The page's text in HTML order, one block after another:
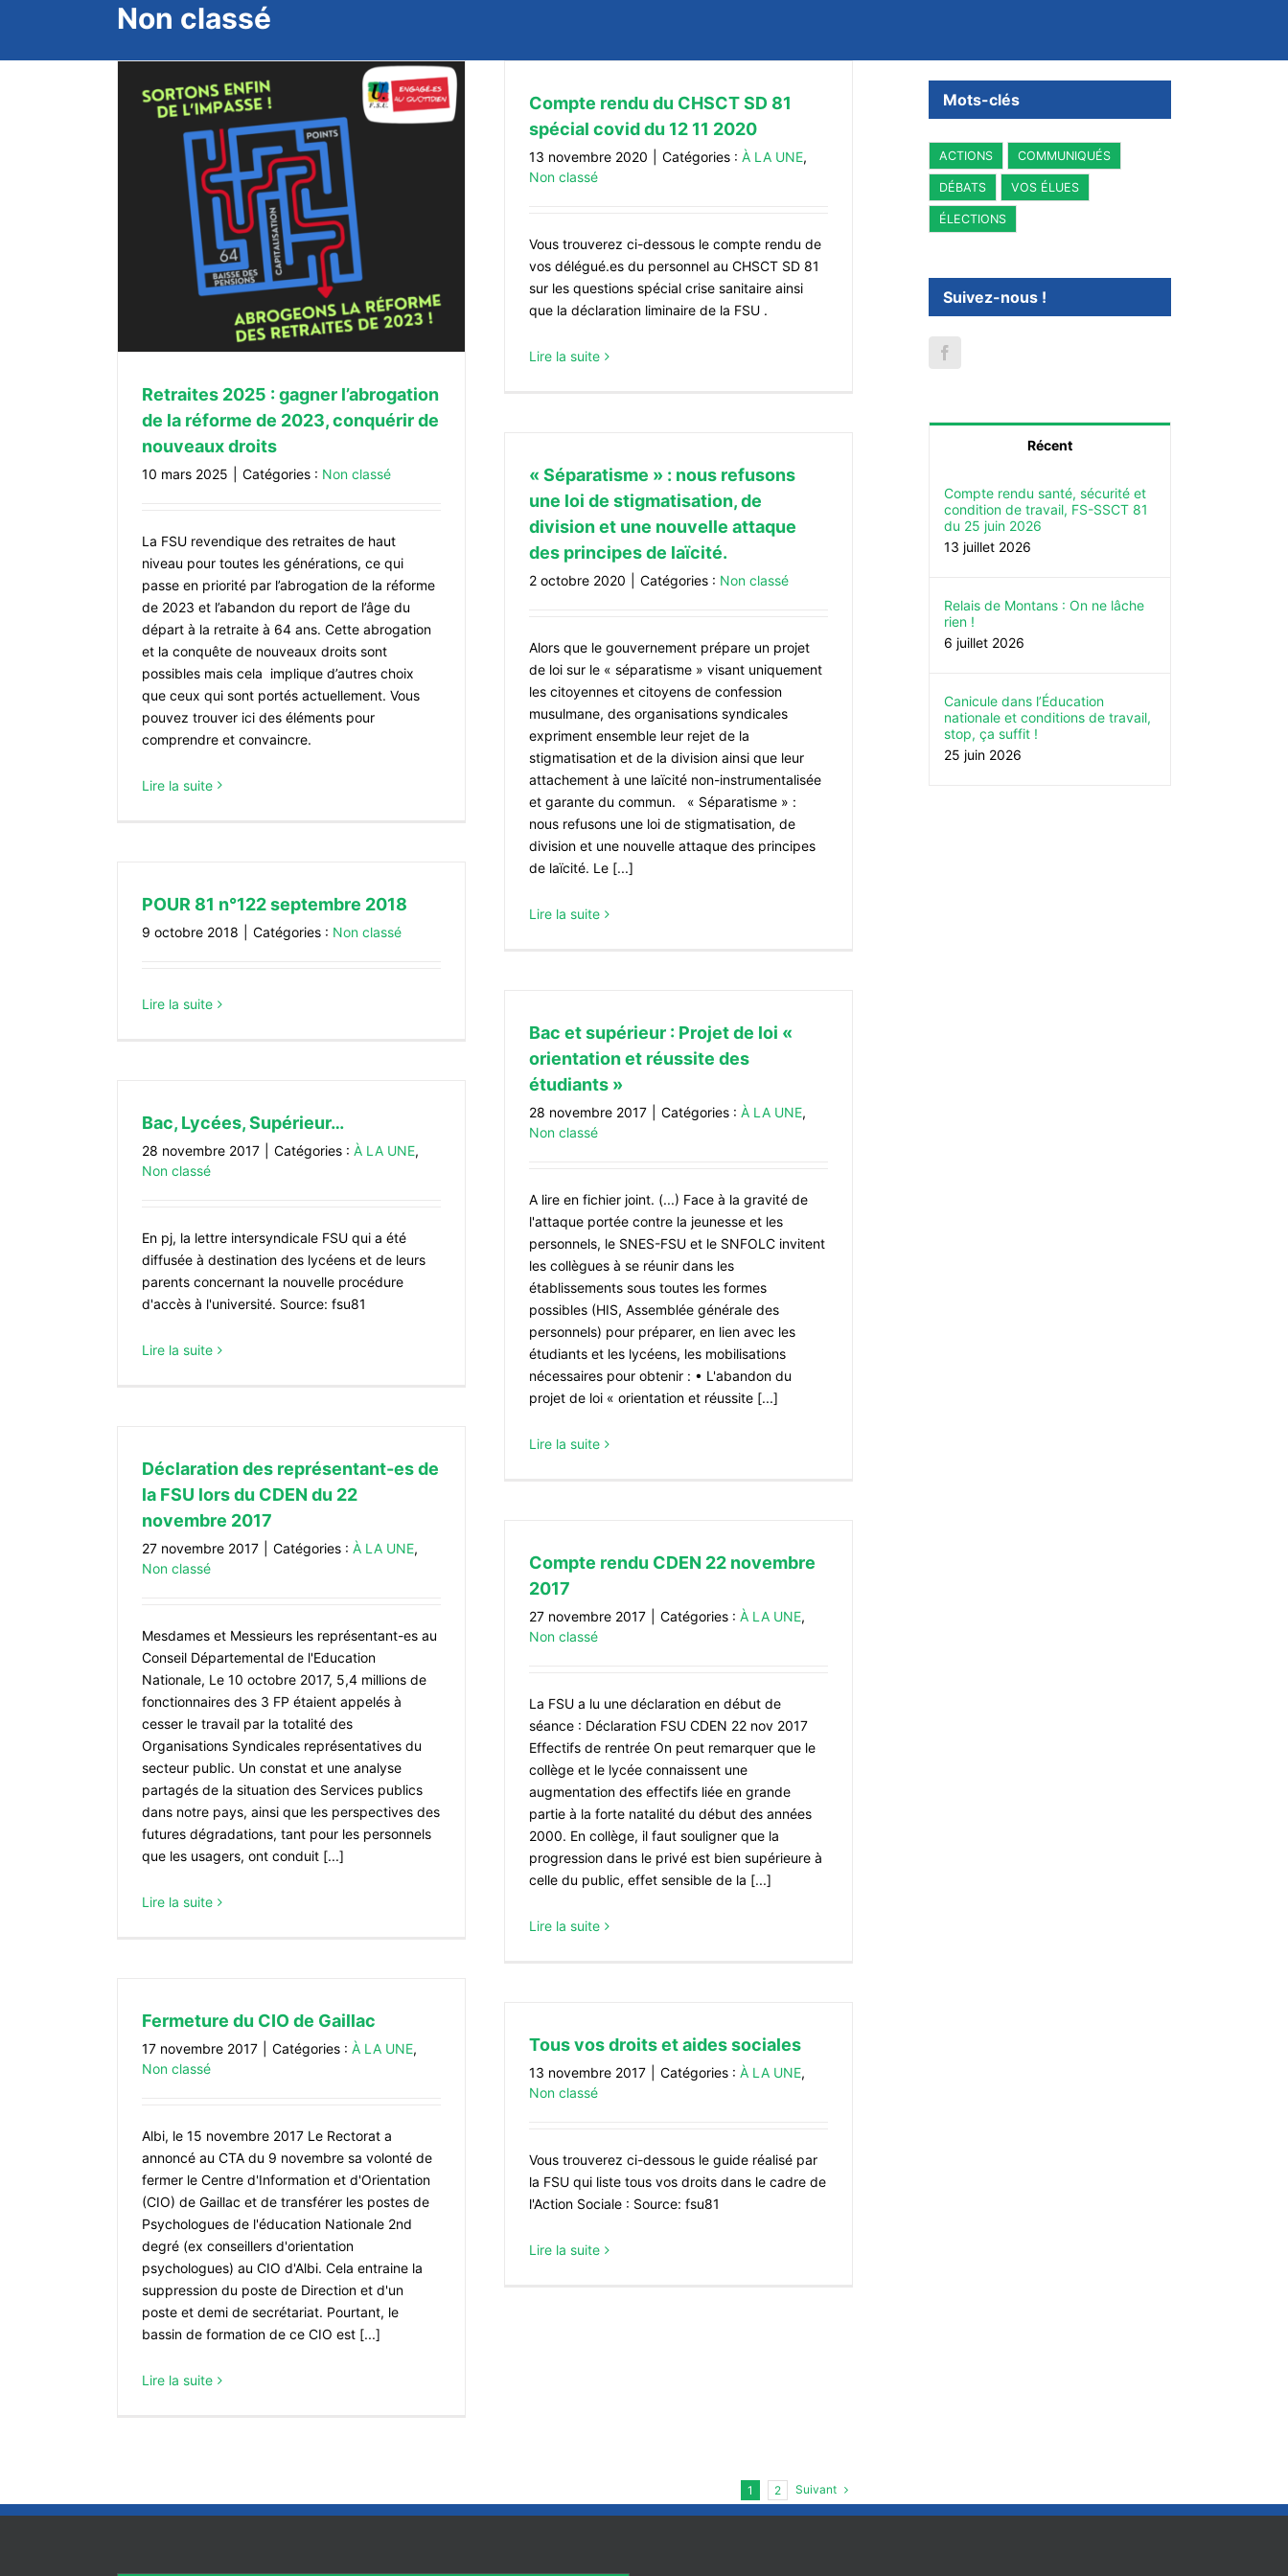
Non classé
Retraites 2025 : gagner l’abrogation
de la réforme de 2023, conquérir de
nouveaux droits
10 mars 2025 Catégories : Non classé
La FSU revendique des retraites de haut
niveau pour toutes les générations, ce qui
passe en priorité par l’abrogation de la réforme
de 2023 et l’abandon du report de l’âge du
départ à la retraite à 64 ans. Cette abrogation
et la conquête de nouveaux droits sont
possibles mais cela implique d’autres choix
que ceux qui sont portés actuellement. Vous
pouvez trouver ici des éléments pour
comprendre et convaincre.
Lire la suite
Compte rendu du CHSCT SD 81
spécial covid du 12 11 2020
13 novembre 2020 Catégories : À LA UNE,
Non classé
Vous trouverez ci-dessous le compte rendu de
vos délégué.es du personnel au CHSCT SD 81
sur les questions spécial crise sanitaire ainsi
que la déclaration liminaire de la FSU .
Lire la suite
« Séparatisme » : nous refusons
une loi de stigmatisation, de
division et une nouvelle attaque
des principes de laïcité.
2 octobre 2020 Catégories : Non classé
Alors que le gouvernement prépare un projet
de loi sur le « séparatisme » visant uniquement
les citoyennes et citoyens de confession
musulmane, des organisations syndicales
expriment ensemble leur rejet de la
stigmatisation et de la division ainsi que leur
attachement à une laïcité non-instrumentalisée
et garante du commun. « Séparatisme » :
nous refusons une loi de stigmatisation, de
division et une nouvelle attaque des principes
de laïcité. Le [...]
Lire la suite
POUR 81 n°122 septembre 2018
9 octobre 2018 Catégories : Non classé
Lire la suite
Bac et supérieur : Projet de loi «
orientation et réussite des
étudiants »
28 novembre 2017 Catégories : À LA UNE,
Non classé
A lire en fichier joint. (...) Face à la gravité de
l'attaque portée contre la jeunesse et les
personnels, le SNES-FSU et le SNFOLC invitent
les collègues à se réunir dans les
établissements sous toutes les formes
possibles (HIS, Assemblée générale des
personnels) pour préparer, en lien avec les
étudiants et les lycéens, les mobilisations
nécessaires pour obtenir : • L'abandon du
projet de loi « orientation et réussite [...]
Lire la suite
Bac, Lycées, Supérieur…
28 novembre 2017 Catégories : À LA UNE,
Non classé
En pj, la lettre intersyndicale FSU qui a été
diffusée à destination des lycéens et de leurs
parents concernant la nouvelle procédure
d'accès à l'université. Source: fsu81
Lire la suite
Déclaration des représentant-es de
la FSU lors du CDEN du 22
novembre 2017
27 novembre 2017 Catégories : À LA UNE,
Non classé
Mesdames et Messieurs les représentant-es au
Conseil Départemental de l'Education
Nationale, Le 10 octobre 2017, 5,4 millions de
fonctionnaires des 3 FP étaient appelés à
cesser le travail par la totalité des
Organisations Syndicales représentatives du
secteur public. Un constat et une analyse
partagés de la situation des Services publics
dans notre pays, ainsi que les perspectives des
futures dégradations, tant pour les personnels
que les usagers, ont conduit [...]
Lire la suite
Compte rendu CDEN 22 novembre
2017
27 novembre 2017 Catégories : À LA UNE,
Non classé
La FSU a lu une déclaration en début de
séance : Déclaration FSU CDEN 22 nov 2017
Effectifs de rentrée On peut remarquer que le
collège et le lycée connaissent une
augmentation des effectifs liée en grande
partie à la forte natalité du début des années
2000. En collège, il faut souligner que la
progression dans le privé est bien supérieure à
celle du public, effet sensible de la [...]
Lire la suite
Fermeture du CIO de Gaillac
17 novembre 2017 Catégories : À LA UNE,
Non classé
Albi, le 15 novembre 2017 Le Rectorat a
annoncé au CTA du 9 novembre sa volonté de
fermer le Centre d'Information et d'Orientation
(CIO) de Gaillac et de transférer les postes de
Psychologues de l'éducation Nationale 2nd
degré (ex conseillers d'orientation
psychologues) au CIO d'Albi. Cela entraine la
suppression du poste de Direction et d'un
poste et demi de secrétariat. Pourtant, le
bassin de formation de ce CIO est [...]
Lire la suite
Tous vos droits et aides sociales
13 novembre 2017 Catégories : À LA UNE,
Non classé
Vous trouverez ci-dessous le guide réalisé par
la FSU qui liste tous vos droits dans le cadre de
l'Action Sociale : Source: fsu81
Lire la suite
1 2 Suivant
Mots-clés
ACTIONS COMMUNIQUÉS
DÉBATS VOS ÉLUES
ÉLECTIONS
Suivez-nous !
Récent
Compte rendu santé, sécurité et
condition de travail, FS-SSCT 81
du 25 juin 2026
13 juillet 2026
Relais de Montans : On ne lâche
rien !
6 juillet 2026
Canicule dans l’Éducation
nationale et conditions de travail,
stop, ça suffit !
25 juin 2026